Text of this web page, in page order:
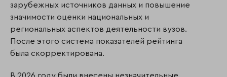
зарубежных источников данных и повышение
значимости оценки национальных и
региональных аспектов деятельности вузов.
После этого система показателей рейтинга
была скорректирована.
В 2026 году были внесены незначительные